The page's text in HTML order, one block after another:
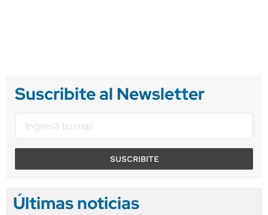
Suscribite al Newsletter
SUSCRIBITE
Últimas noticias